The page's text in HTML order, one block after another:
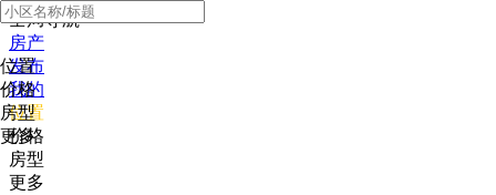
全局导航
房产
发布
我的
位置
价格
房型
更多
位置
价格
房型
更多